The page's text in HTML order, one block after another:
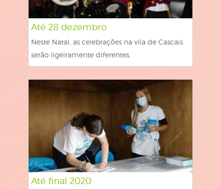
Até 28 dezembro
Neste Natal, as celebrações na vila de Cascais
serão ligeiramente diferentes.
Até final 2020